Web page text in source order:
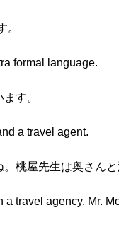
。
formal language.
す。
a travel agent.
桃屋先生は奥さん
travel agency. Mr.